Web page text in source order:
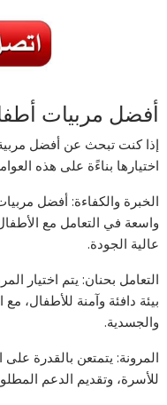
أفضل مربيات
إذا كنت تبحث عن أفضل
اختيارها بناءًة على هذه
الخبرة والكفاءة: أفضل
واسعة في التعامل مع
عالية الجودة.
التعامل بحنان: يتم اختيار
بيئة دافئة وآمنة للأطفال، مع
والجسدية.
المرونة: يتمتعن بالقدرة
للأسرة، وتقديم الدعم